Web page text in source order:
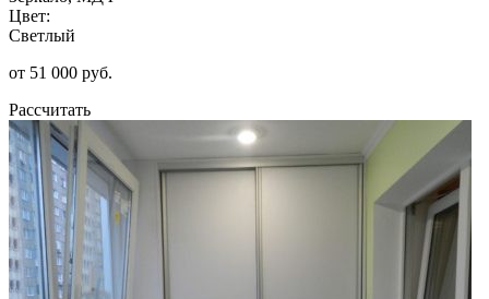
Цвет:
Светлый
от 51 000 руб.
Рассчитать